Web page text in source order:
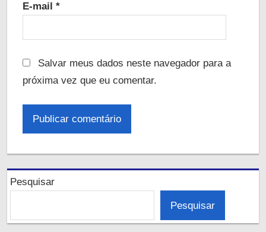
E-mail *
Salvar meus dados neste navegador para a
próxima vez que eu comentar.
Pesquisar
Pesquisar